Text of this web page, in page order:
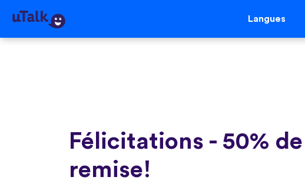
Langues
Félicitations - 50% de
remise!